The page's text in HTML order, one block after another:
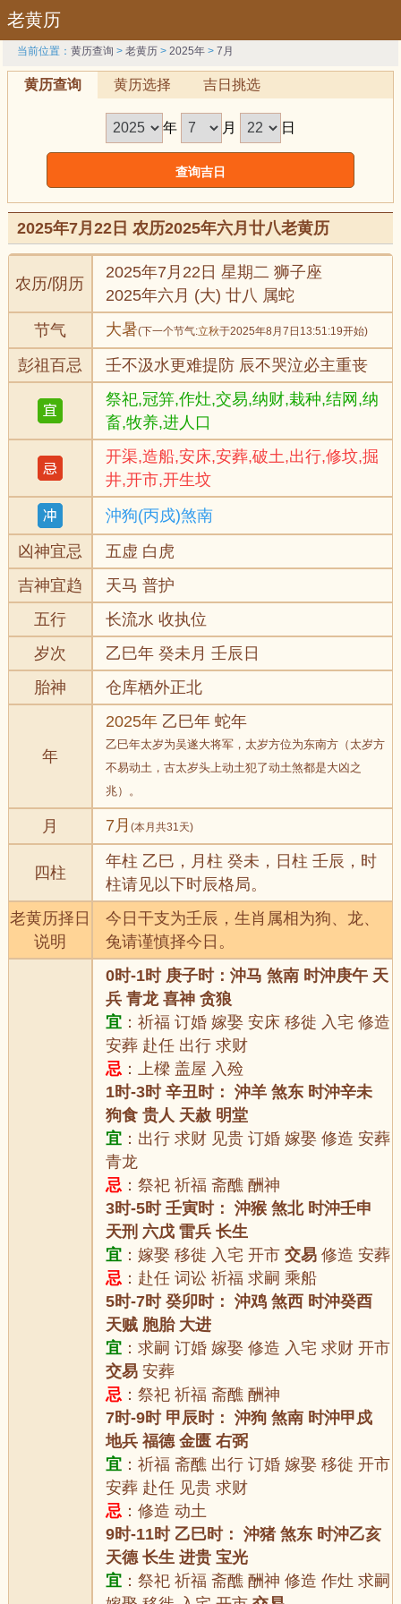
老黄历
当前位置：黄历查询 >老黄历 >2025年 >7月
黄历查询 黄历选择 吉日挑选
年 月 日
2025年7月22日 农历2025年六月廿八老黄历
农历/阴历
2025年7月22日 星期二 狮子座
2025年六月 (大) 廿八 属蛇
节气
大暑(下一个节气:立秋于2025年8月7日13:51:19开始)
彭祖百忌
壬不汲水更难提防 辰不哭泣必主重丧
祭祀,冠笄,作灶,交易,纳财,栽种,结网,纳
畜,牧养,进人口
开渠,造船,安床,安葬,破土,出行,修坟,掘
井,开市,开生坟
沖狗(丙戍)煞南
凶神宜忌
五虚 白虎
吉神宜趋
天马 普护
五行
长流水 收执位
岁次
乙巳年 癸未月 壬辰日
胎神
仓库栖外正北
年
2025年 乙巳年 蛇年
乙巳年太岁为吴遂大将军，太岁方位为东南方（太岁方
不易动土，古太岁头上动土犯了动土煞都是大凶之
兆）。
月 7月(本月共31天)
四柱
年柱 乙巳，月柱 癸未，日柱 壬辰，时
柱请见以下时辰格局。
老黄历择日
说明
今日干支为壬辰，生肖属相为狗、龙、
兔请谨慎择今日。
0时-1时 庚子时：沖马 煞南 时沖庚午 天
兵 青龙 喜神 贪狼
宜 ：祈福 订婚 嫁娶 安床 移徙 入宅 修造
安葬 赴任 出行 求财
忌 ：上樑 盖屋 入殓
1时-3时 辛丑时： 沖羊 煞东 时沖辛未
狗食 贵人 天赦 明堂
宜 ：出行 求财 见贵 订婚 嫁娶 修造 安葬
青龙
忌 ：祭祀 祈福 斋醮 酬神
3时-5时 壬寅时： 沖猴 煞北 时沖壬申
天刑 六戊 雷兵 长生
宜 ：嫁娶 移徙 入宅 开市交易 修造 安葬
忌 ：赴任 词讼 祈福 求嗣 乘船
5时-7时 癸卯时： 沖鸡 煞西 时沖癸酉
天贼 胞胎 大进
宜 ：求嗣 订婚 嫁娶 修造 入宅 求财 开市
交易 安葬
忌 ：祭祀 祈福 斋醮 酬神
7时-9时 甲辰时： 沖狗 煞南 时沖甲戍
地兵 福德 金匮 右弼
宜 ：祈福 斋醮 出行 订婚 嫁娶 移徙 开市
安葬 赴任 见贵 求财
忌 ：修造 动土
9时-11时 乙巳时： 沖猪 煞东 时沖乙亥
天德 长生 进贵 宝光
宜 ：祭祀 祈福 斋醮 酬神 修造 作灶 求嗣